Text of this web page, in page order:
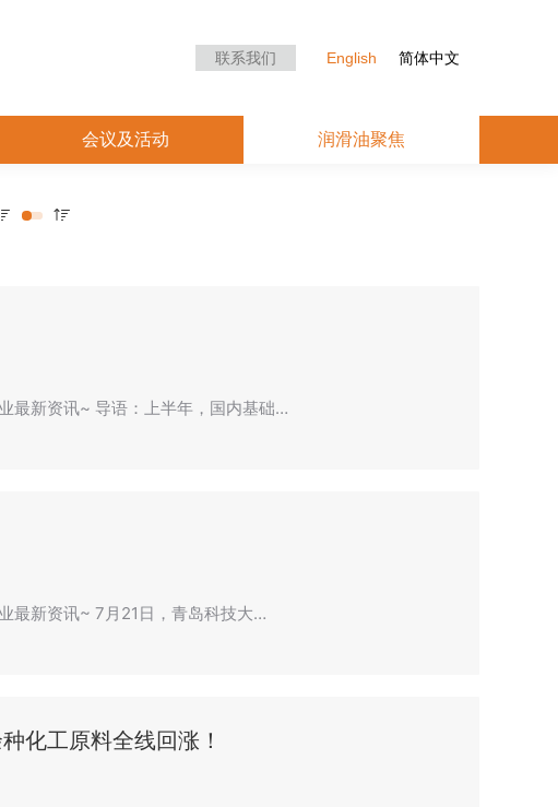
联系我们 English 简体中文
会议及活动 润滑油聚焦
最新资讯~ 导语：上半年，国内基础…
最新资讯~ 7月21日，青岛科技大…
化工原料全线回涨！